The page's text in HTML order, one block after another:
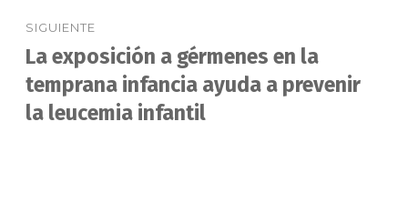
SIGUIENTE
Entrada
siguiente:
La exposición a gérmenes en la
temprana infancia ayuda a prevenir
la leucemia infantil